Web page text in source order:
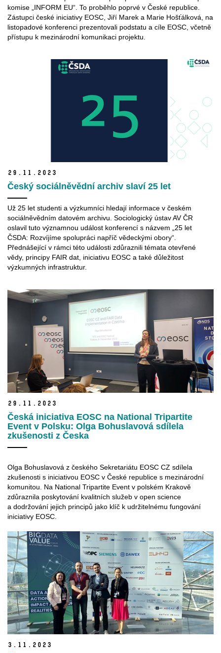
komise „INFORM EU“. To proběhlo poprvé v České republice.
Zástupci české iniciativy EOSC, Jiří Marek a Marie Hošťálková, na
listopadové konferenci prezentovali podstatu a cíle EOSC, včetně
přístupu k mezinárodní komunikaci projektu.
29. 11. 2023
Český sociálněvědní archiv slaví 25 let
Už 25 let studenti a výzkumníci hledají informace v českém
sociálněvědním datovém archivu. Sociologický ústav AV ČR
oslavil tuto významnou událost konferencí s názvem „25 let
ČSDA: Rozvíjíme spolupráci napříč vědeckými obory“.
Přednášející v rámci této události zdůraznili témata otevřené
vědy, principy FAIR dat, iniciativu EOSC a také důležitost
výzkumných infrastruktur.
29. 11. 2023
Česká iniciativa EOSC na National Tripartite
Event v Polsku: Olga Bohuslavová sdílela
zkušenosti z Česka
Olga Bohuslavová z českého Sekretariátu EOSC CZ sdílela
zkušenosti s iniciativou EOSC v České republice s mezinárodní
komunitou. Na National Tripartite Event v polském Krakově
zdůraznila poskytování kvalitních služeb v open science
a dodržování jejich principů jako klíč k udržitelnému fungování
iniciativy EOSC.
3. 11. 2023